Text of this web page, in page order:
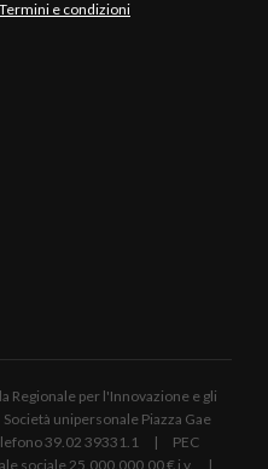
Termini e condizioni
per l'Innovazione e gli
unipersonale Piazza Gae
39.02 39331.1 | PEC
sociale 25.000.000,00 € i.v. |